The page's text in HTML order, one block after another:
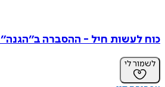
כוח לעשות חיל - ההסברה ב״הגנה״ 1948-1939
לשמור לי